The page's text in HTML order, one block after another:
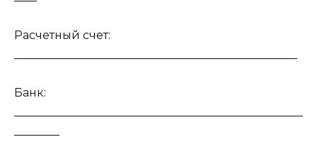
Расчетный счет:
Банк: